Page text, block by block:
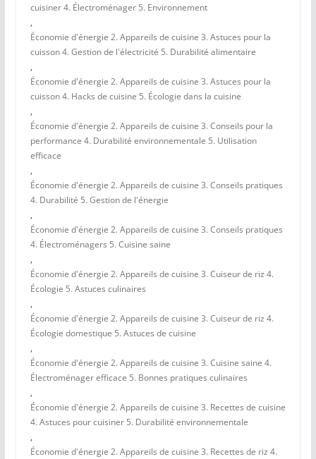
cuisiner 4. Électroménager 5. Environnement
,
Économie d'énergie 2. Appareils de cuisine 3. Astuces pour la
cuisson 4. Gestion de l'électricité 5. Durabilité alimentaire
,
Économie d'énergie 2. Appareils de cuisine 3. Astuces pour la
cuisson 4. Hacks de cuisine 5. Écologie dans la cuisine
,
Économie d'énergie 2. Appareils de cuisine 3. Conseils pour la
performance 4. Durabilité environnementale 5. Utilisation
efficace
,
Économie d'énergie 2. Appareils de cuisine 3. Conseils pratiques
4. Durabilité 5. Gestion de l'énergie
,
Économie d'énergie 2. Appareils de cuisine 3. Conseils pratiques
4. Électroménagers 5. Cuisine saine
,
Économie d'énergie 2. Appareils de cuisine 3. Cuiseur de riz 4.
Écologie 5. Astuces culinaires
,
Économie d'énergie 2. Appareils de cuisine 3. Cuiseur de riz 4.
Écologie domestique 5. Astuces de cuisine
,
Économie d'énergie 2. Appareils de cuisine 3. Cuisine saine 4.
Électroménager efficace 5. Bonnes pratiques culinaires
,
Économie d'énergie 2. Appareils de cuisine 3. Recettes de cuisine
4. Astuces pour cuisiner 5. Durabilité environnementale
,
Économie d'énergie 2. Appareils de cuisine 3. Recettes de riz 4.